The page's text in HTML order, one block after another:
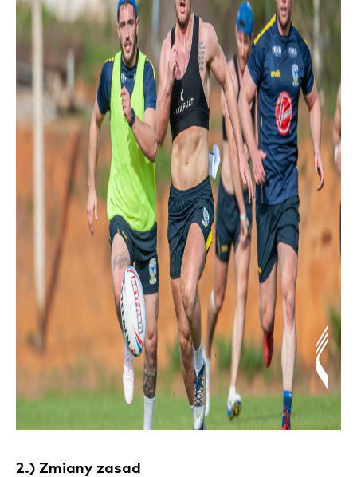
2.) Zmiany zasad